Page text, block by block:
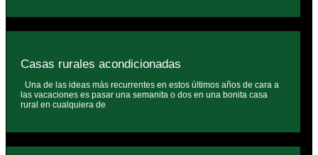
Casas rurales acondicionadas
Una de las ideas más recurrentes en estos últimos años de cara a
las vacaciones es pasar una semanita o dos en una bonita casa
rural en cualquiera de